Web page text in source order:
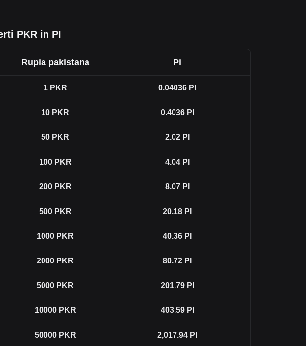
PKR in PI
Rupia pakistana Pi
1 PKR 0.04036 PI
10 PKR 0.4036 PI
50 PKR 2.02 PI
100 PKR 4.04 PI
200 PKR 8.07 PI
500 PKR 20.18 PI
1000 PKR 40.36 PI
2000 PKR 80.72 PI
5000 PKR 201.79 PI
10000 PKR 403.59 PI
50000 PKR 2,017.94 PI